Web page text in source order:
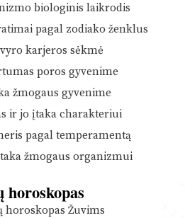
biologinis laikrodis
pagal zodiako ženklus
karjeros sėkmė
poros gyvenime
žmogaus gyvenime
ir jo įtaka charakteriui
pagal temperamentą
žmogaus organizmui
horoskopas
horoskopas Žuvims